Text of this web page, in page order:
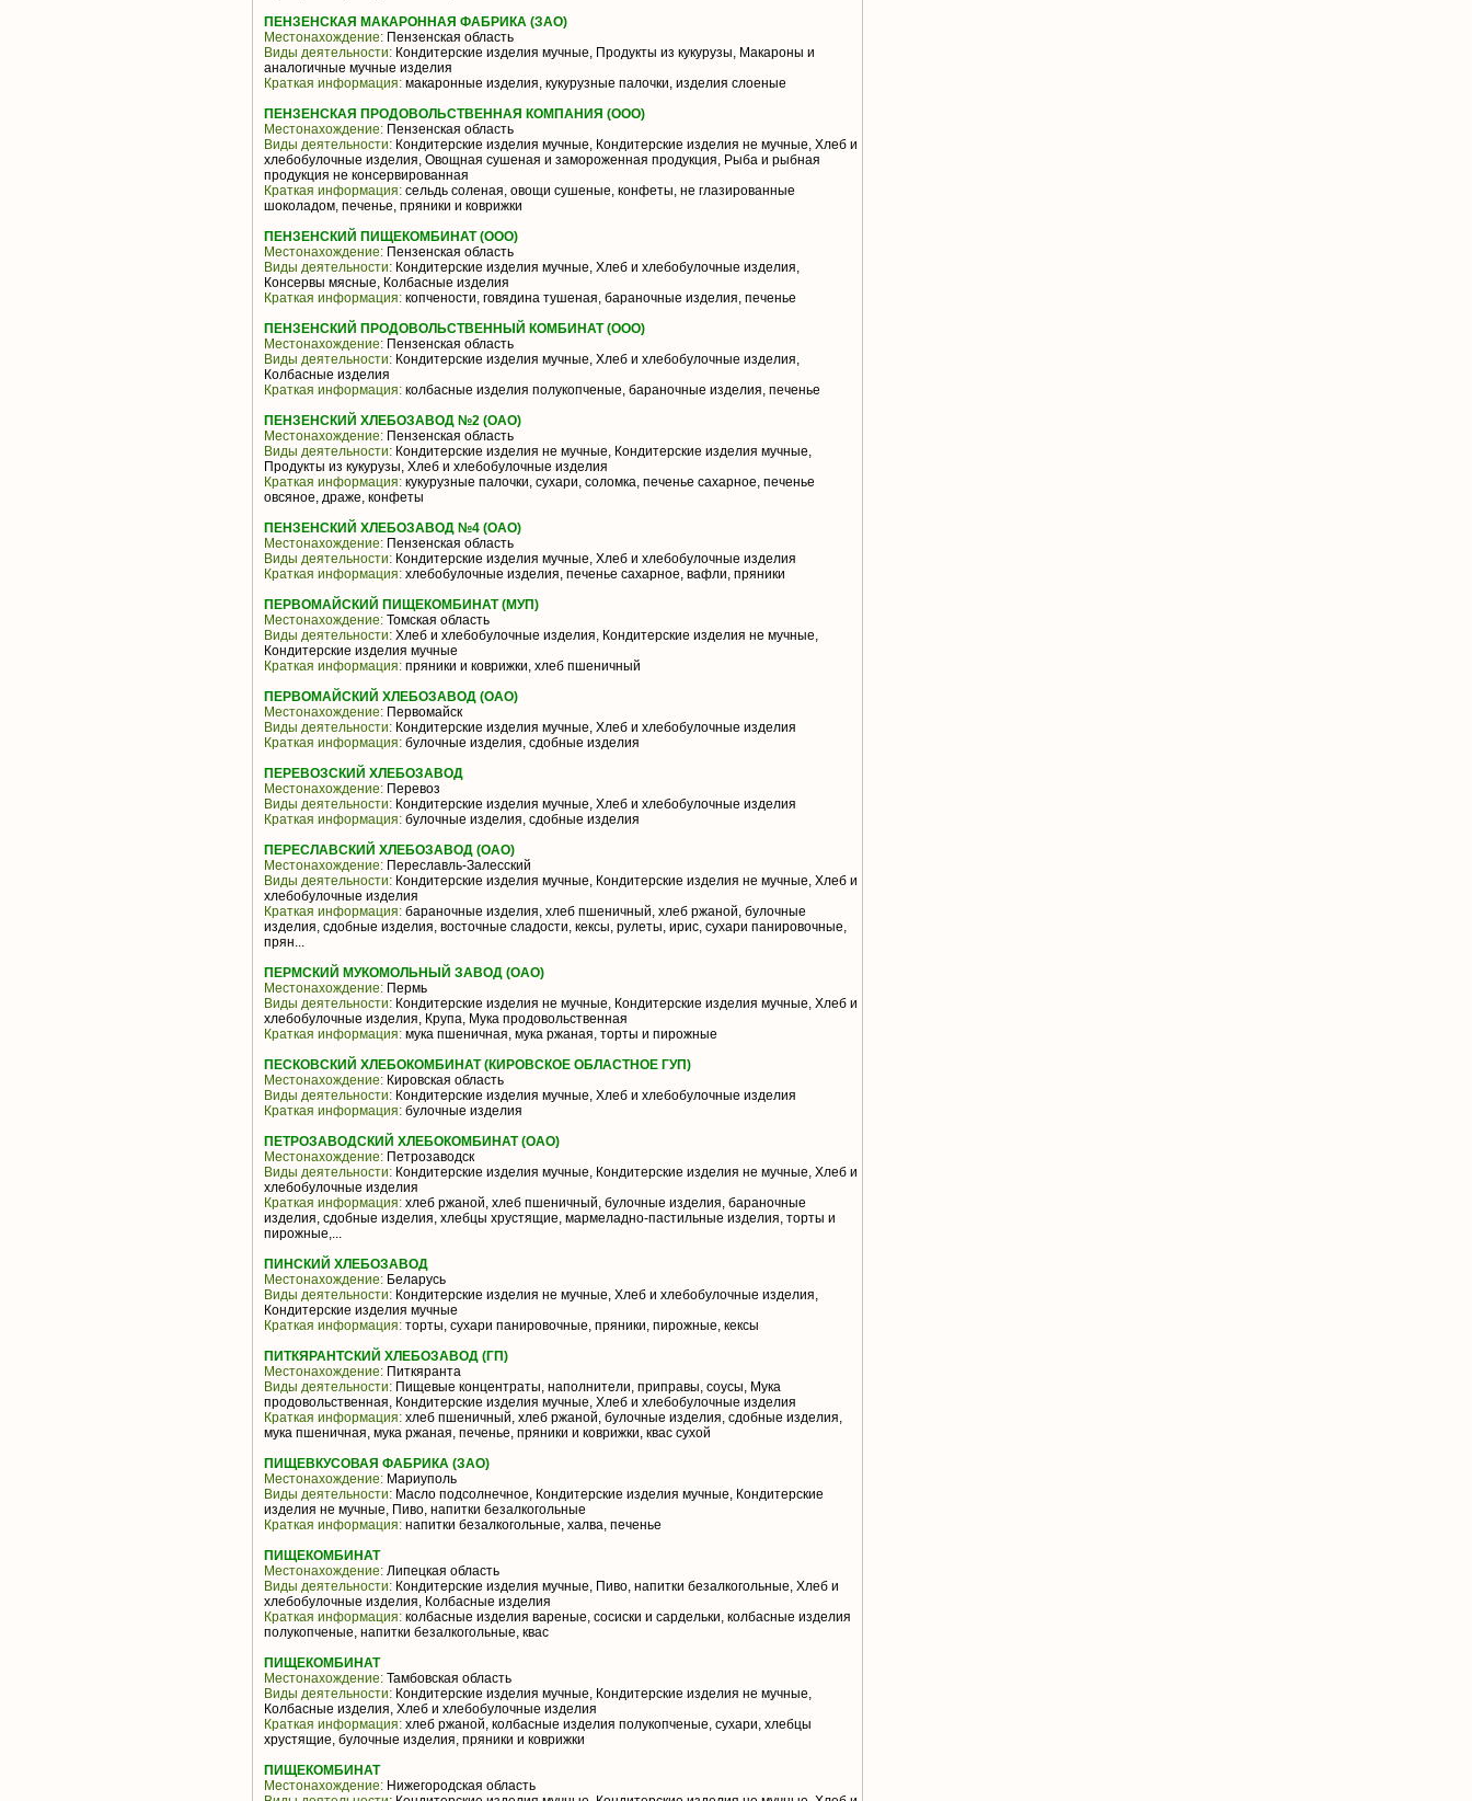
ПЕНЗЕНСКАЯ МАКАРОННАЯ ФАБРИКА (ЗАО)
Местонахождение: Пензенская область
Виды деятельности: Кондитерские изделия мучные, Продукты из кукурузы, Макароны и
аналогичные мучные изделия
Краткая информация: макаронные изделия, кукурузные палочки, изделия слоеные
ПЕНЗЕНСКАЯ ПРОДОВОЛЬСТВЕННАЯ КОМПАНИЯ (ООО)
Местонахождение: Пензенская область
Виды деятельности: Кондитерские изделия мучные, Кондитерские изделия не мучные, Хлеб и
хлебобулочные изделия, Овощная сушеная и замороженная продукция, Рыба и рыбная
продукция не консервированная
Краткая информация: сельдь соленая, овощи сушеные, конфеты, не глазированные
шоколадом, печенье, пряники и коврижки
ПЕНЗЕНСКИЙ ПИЩЕКОМБИНАТ (ООО)
Местонахождение: Пензенская область
Виды деятельности: Кондитерские изделия мучные, Хлеб и хлебобулочные изделия,
Консервы мясные, Колбасные изделия
Краткая информация: копчености, говядина тушеная, бараночные изделия, печенье
ПЕНЗЕНСКИЙ ПРОДОВОЛЬСТВЕННЫЙ КОМБИНАТ (ООО)
Местонахождение: Пензенская область
Виды деятельности: Кондитерские изделия мучные, Хлеб и хлебобулочные изделия,
Колбасные изделия
Краткая информация: колбасные изделия полукопченые, бараночные изделия, печенье
ПЕНЗЕНСКИЙ ХЛЕБОЗАВОД №2 (ОАО)
Местонахождение: Пензенская область
Виды деятельности: Кондитерские изделия не мучные, Кондитерские изделия мучные,
Продукты из кукурузы, Хлеб и хлебобулочные изделия
Краткая информация: кукурузные палочки, сухари, соломка, печенье сахарное, печенье
овсяное, драже, конфеты
ПЕНЗЕНСКИЙ ХЛЕБОЗАВОД №4 (ОАО)
Местонахождение: Пензенская область
Виды деятельности: Кондитерские изделия мучные, Хлеб и хлебобулочные изделия
Краткая информация: хлебобулочные изделия, печенье сахарное, вафли, пряники
ПЕРВОМАЙСКИЙ ПИЩЕКОМБИНАТ (МУП)
Местонахождение: Томская область
Виды деятельности: Хлеб и хлебобулочные изделия, Кондитерские изделия не мучные,
Кондитерские изделия мучные
Краткая информация: пряники и коврижки, хлеб пшеничный
ПЕРВОМАЙСКИЙ ХЛЕБОЗАВОД (ОАО)
Местонахождение: Первомайск
Виды деятельности: Кондитерские изделия мучные, Хлеб и хлебобулочные изделия
Краткая информация: булочные изделия, сдобные изделия
ПЕРЕВОЗСКИЙ ХЛЕБОЗАВОД
Местонахождение: Перевоз
Виды деятельности: Кондитерские изделия мучные, Хлеб и хлебобулочные изделия
Краткая информация: булочные изделия, сдобные изделия
ПЕРЕСЛАВСКИЙ ХЛЕБОЗАВОД (ОАО)
Местонахождение: Переславль-Залесский
Виды деятельности: Кондитерские изделия мучные, Кондитерские изделия не мучные, Хлеб и
хлебобулочные изделия
Краткая информация: бараночные изделия, хлеб пшеничный, хлеб ржаной, булочные
изделия, сдобные изделия, восточные сладости, кексы, рулеты, ирис, сухари панировочные,
прян...
ПЕРМСКИЙ МУКОМОЛЬНЫЙ ЗАВОД (ОАО)
Местонахождение: Пермь
Виды деятельности: Кондитерские изделия не мучные, Кондитерские изделия мучные, Хлеб и
хлебобулочные изделия, Крупа, Мука продовольственная
Краткая информация: мука пшеничная, мука ржаная, торты и пирожные
ПЕСКОВСКИЙ ХЛЕБОКОМБИНАТ (КИРОВСКОЕ ОБЛАСТНОЕ ГУП)
Местонахождение: Кировская область
Виды деятельности: Кондитерские изделия мучные, Хлеб и хлебобулочные изделия
Краткая информация: булочные изделия
ПЕТРОЗАВОДСКИЙ ХЛЕБОКОМБИНАТ (ОАО)
Местонахождение: Петрозаводск
Виды деятельности: Кондитерские изделия мучные, Кондитерские изделия не мучные, Хлеб и
хлебобулочные изделия
Краткая информация: хлеб ржаной, хлеб пшеничный, булочные изделия, бараночные
изделия, сдобные изделия, хлебцы хрустящие, мармеладно-пастильные изделия, торты и
пирожные,...
ПИНСКИЙ ХЛЕБОЗАВОД
Местонахождение: Беларусь
Виды деятельности: Кондитерские изделия не мучные, Хлеб и хлебобулочные изделия,
Кондитерские изделия мучные
Краткая информация: торты, сухари панировочные, пряники, пирожные, кексы
ПИТКЯРАНТСКИЙ ХЛЕБОЗАВОД (ГП)
Местонахождение: Питкяранта
Виды деятельности: Пищевые концентраты, наполнители, приправы, соусы, Мука
продовольственная, Кондитерские изделия мучные, Хлеб и хлебобулочные изделия
Краткая информация: хлеб пшеничный, хлеб ржаной, булочные изделия, сдобные изделия,
мука пшеничная, мука ржаная, печенье, пряники и коврижки, квас сухой
ПИЩЕВКУСОВАЯ ФАБРИКА (ЗАО)
Местонахождение: Мариуполь
Виды деятельности: Масло подсолнечное, Кондитерские изделия мучные, Кондитерские
изделия не мучные, Пиво, напитки безалкогольные
Краткая информация: напитки безалкогольные, халва, печенье
ПИЩЕКОМБИНАТ
Местонахождение: Липецкая область
Виды деятельности: Кондитерские изделия мучные, Пиво, напитки безалкогольные, Хлеб и
хлебобулочные изделия, Колбасные изделия
Краткая информация: колбасные изделия вареные, сосиски и сардельки, колбасные изделия
полукопченые, напитки безалкогольные, квас
ПИЩЕКОМБИНАТ
Местонахождение: Тамбовская область
Виды деятельности: Кондитерские изделия мучные, Кондитерские изделия не мучные,
Колбасные изделия, Хлеб и хлебобулочные изделия
Краткая информация: хлеб ржаной, колбасные изделия полукопченые, сухари, хлебцы
хрустящие, булочные изделия, пряники и коврижки
ПИЩЕКОМБИНАТ
Местонахождение: Нижегородская область